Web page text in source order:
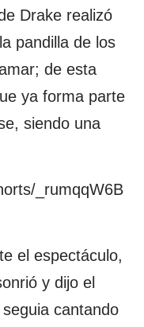
Drake realizó
pandilla de los
de esta
ya forma parte
siendo una
_rumqqW6B
el espectáculo,
y dijo el
cantando